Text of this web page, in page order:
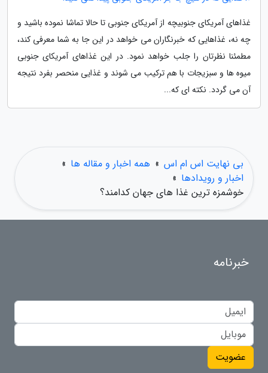
غذاهای آمریکای جنوبیچه از آمریکای جنوبی تا حالا تماشا نموده باشید و
چه نه، غذاهایی که خبرنگاران می خواهد در این جا به شما معرفی کند،
مطمئنا نظرتان را جلب خواهد نمود. در این غذاهای آمریکای جنوبی
میوه ها و سبزیجات با هم ترکیب می شوند و غذایی منحصر بفرد نتیجه
آن می گردد. نکته ای که...
بی نهایت اس ام اس » همه اخبار و مقاله ها »
اخبار و رویدادها »
خوشمزه ترین غذا های جهان کدامند؟
خبرنامه
عضویت